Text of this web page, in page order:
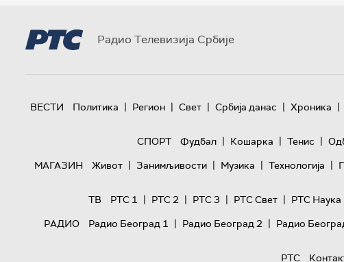
Радио Телевизија Србије
ВЕСТИ Политика | Регион | Свет | Србија данас | Хроника |
СПОРТ
Фудбал | Кошарка | Тенис |
МАГАЗИН
Живот | Занимљивости | Музика | Технологијa |
ТВ
РТС 1 | РТС 2 | РТС 3 | РТС Свет | РТС Наука
РАДИО
Радио Београд 1 | Радио Београд 2 | Радио
РТС